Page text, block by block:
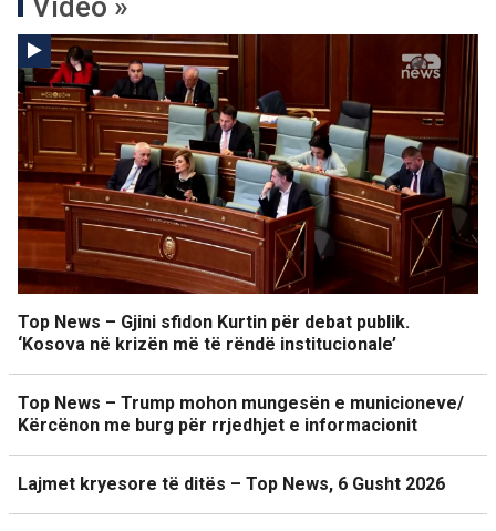
Video »
Top News – Gjini sfidon Kurtin për debat publik.
‘Kosova në krizën më të rëndë institucionale’
Top News – Trump mohon mungesën e municioneve/
Kërcënon me burg për rrjedhjet e informacionit
Lajmet kryesore të ditës – Top News, 6 Gusht 2026